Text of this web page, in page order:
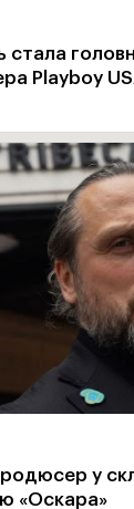
стала
Playboy
у
«Оскара»